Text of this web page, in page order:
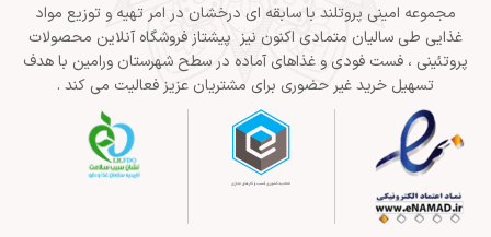
مجموعه امینی پروتلند با سابقه ای درخشان در امر تهیه و توزیع مواد
غذایی طی سالیان متمادی اکنون نیز پیشتاز فروشگاه آنلاین محصولات
پروتئینی ، فست فودی و غذاهای آماده در سطح شهرستان ورامین با هدف
تسهیل خرید غیر حضوری برای مشتریان عزیز فعالیت می کند .